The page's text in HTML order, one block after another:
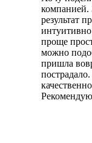
компанией.
результат
интуитивно
проще
можно
пришла